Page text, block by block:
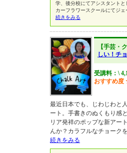
学、後分校にてアシスタント
カーフラワースクールにてジ
続きをみる
【手芸・
しい！チ
受講料：\
おすすめ度
最近日本でも、じわじわと
ート。手書きのぬくもり感
リア発祥のポップな新アー
んか？カラフルなチョーク
続きをみる